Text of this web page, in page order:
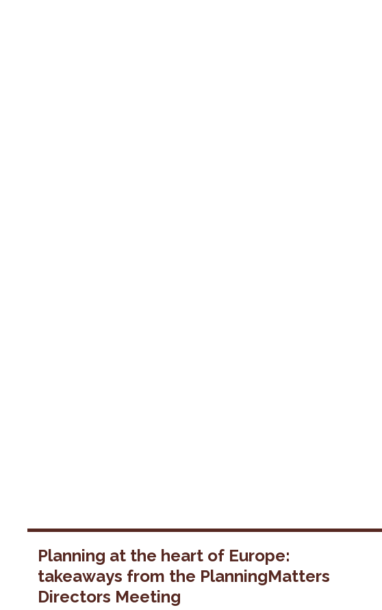
Planning at the heart of Europe:
takeaways from the PlanningMatters
Directors Meeting